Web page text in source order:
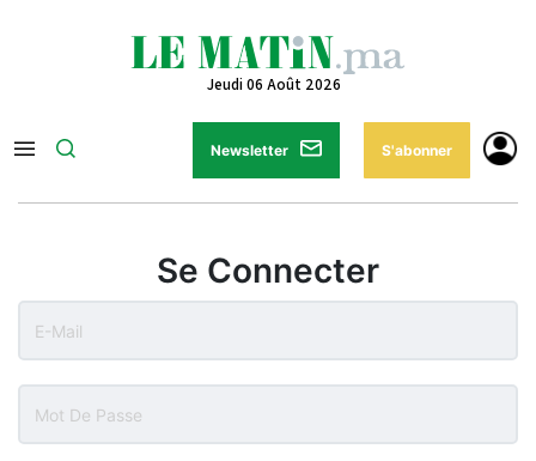
Jeudi 06 Août 2026
Newsletter S'abonner
Se Connecter